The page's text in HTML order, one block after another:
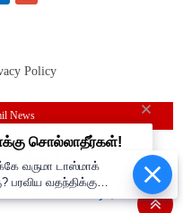
Policy
News
வருமா டாஸ்மாக்
பரவிய வதந்திக்கு
விக்னேஷ் கொடுத்த